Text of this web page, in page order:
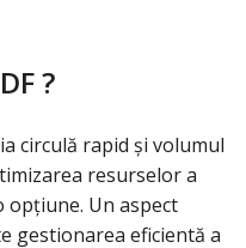
?
circulă rapid și volumul
resurselor a
opțiune. Un aspect
gestionarea eficientă a